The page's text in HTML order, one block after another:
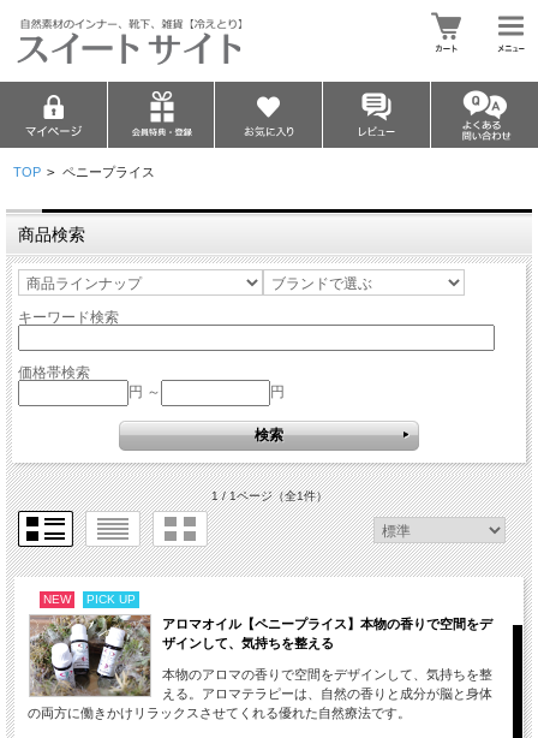
TOP > ペニープライス
商品検索
キーワード検索
価格帯検索
円 ～
円
1 / 1ページ（全1件）
NEW PICK UP
アロマオイル【ペニープライス】本物の香りで空間をデ
ザインして、気持ちを整える
本物のアロマの香りで空間をデザインして、気持ちを整
える。アロマテラピーは、自然の香りと成分が脳と身体
の両方に働きかけリラックスさせてくれる優れた自然療法です。